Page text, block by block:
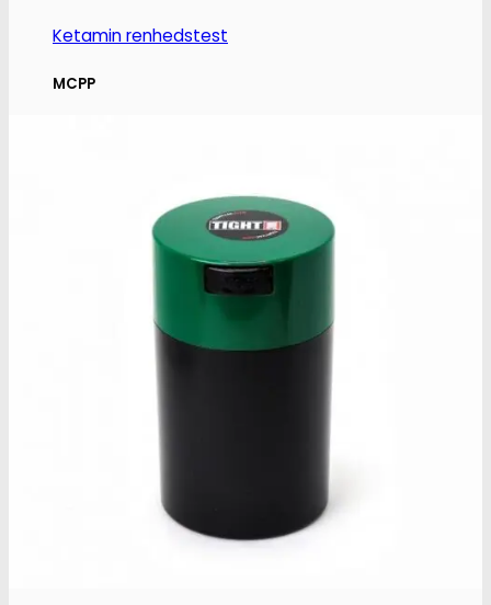
Ketamin renhedstest
MCPP
Opiater renhedstest